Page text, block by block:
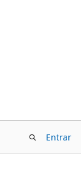
Entrar